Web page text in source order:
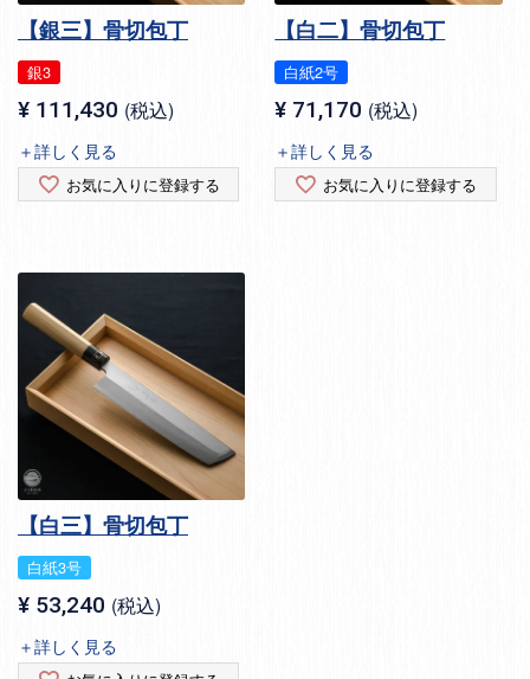
【銀三】骨切包丁
銀3
¥ 111,430 税込
＋詳しく見る
お気に入りに登録する
【白二】骨切包丁
白紙2号
¥ 71,170 税込
＋詳しく見る
お気に入りに登録する
【白三】骨切包丁
白紙3号
¥ 53,240 税込
＋詳しく見る